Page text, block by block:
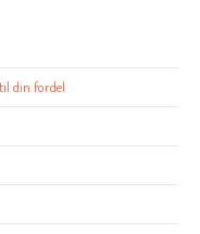
din fordel